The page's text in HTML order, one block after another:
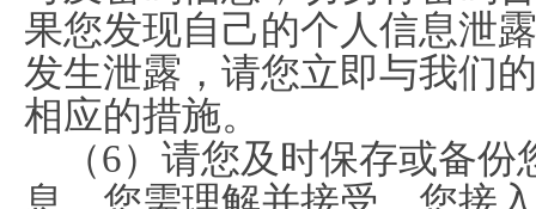
果您发现自己的个人信息泄
发生泄露，请您立即与我们
相应的措施。
（6）请您及时保存或备